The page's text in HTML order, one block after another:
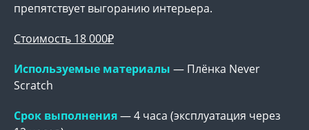
препятствует выгоранию интерьера.
Стоимость 18 000₽
Используемые материалы — Плёнка Never
Scratch
Срок выполнения— 4 часа (эксплуатация через